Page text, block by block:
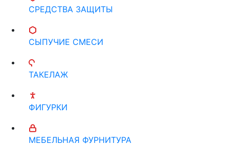
СРЕДСТВА ЗАЩИТЫ
СЫПУЧИЕ СМЕСИ
ТАКЕЛАЖ
ФИГУРКИ
МЕБЕЛЬНАЯ ФУРНИТУРА